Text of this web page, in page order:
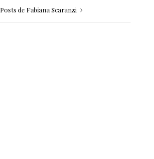
Posts de Fabiana Scaranzi